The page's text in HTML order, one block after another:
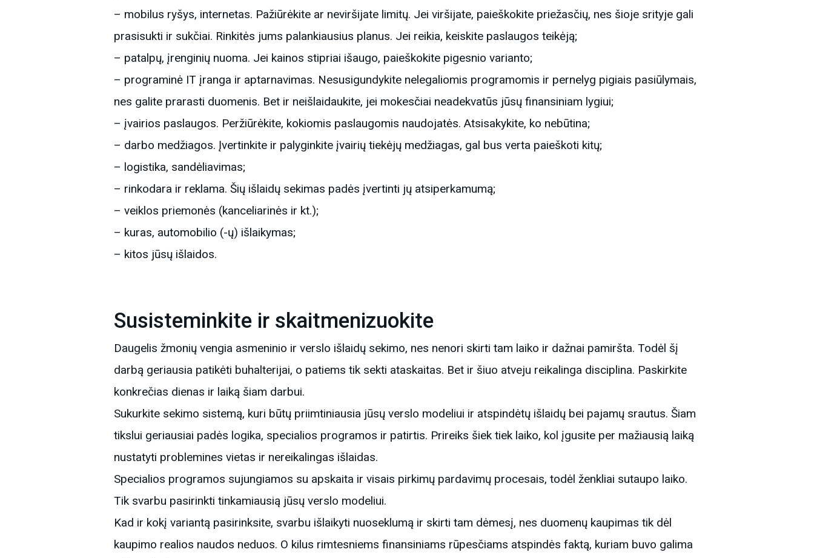
– mobilus ryšys, internetas. Pažiūrėkite ar neviršijate limitų. Jei viršijate, paieškokite priežasčių, nes šioje srityje gali
prasisukti ir sukčiai. Rinkitės jums palankiausius planus. Jei reikia, keiskite paslaugos teikėją;
– patalpų, įrenginių nuoma. Jei kainos stipriai išaugo, paieškokite pigesnio varianto;
– programinė IT įranga ir aptarnavimas. Nesusigundykite nelegaliomis programomis ir pernelyg pigiais pasiūlymais,
nes galite prarasti duomenis. Bet ir neišlaidaukite, jei mokesčiai neadekvatūs jūsų finansiniam lygiui;
– įvairios paslaugos. Peržiūrėkite, kokiomis paslaugomis naudojatės. Atsisakykite, ko nebūtina;
– darbo medžiagos. Įvertinkite ir palyginkite įvairių tiekėjų medžiagas, gal bus verta paieškoti kitų;
– logistika, sandėliavimas;
– rinkodara ir reklama. Šių išlaidų sekimas padės įvertinti jų atsiperkamumą;
– veiklos priemonės (kanceliarinės ir kt.);
– kuras, automobilio (-ų) išlaikymas;
– kitos jūsų išlaidos.
Susisteminkite ir skaitmenizuokite
Daugelis žmonių vengia asmeninio ir verslo išlaidų sekimo, nes nenori skirti tam laiko ir dažnai pamiršta. Todėl šį
darbą geriausia patikėti buhalterijai, o patiems tik sekti ataskaitas. Bet ir šiuo atveju reikalinga disciplina. Paskirkite
konkrečias dienas ir laiką šiam darbui.
Sukurkite sekimo sistemą, kuri būtų priimtiniausia jūsų verslo modeliui ir atspindėtų išlaidų bei pajamų srautus. Šiam
tikslui geriausiai padės logika, specialios programos ir patirtis. Prireiks šiek tiek laiko, kol įgusite per mažiausią laiką
nustatyti problemines vietas ir nereikalingas išlaidas.
Specialios programos sujungiamos su apskaita ir visais pirkimų pardavimų procesais, todėl ženkliai sutaupo laiko.
Tik svarbu pasirinkti tinkamiausią jūsų verslo modeliui.
Kad ir kokį variantą pasirinksite, svarbu išlaikyti nuoseklumą ir skirti tam dėmesį, nes duomenų kaupimas tik dėl
kaupimo realios naudos neduos. O kilus rimtesniems finansiniams rūpesčiams atspindės faktą, kuriam buvo galima